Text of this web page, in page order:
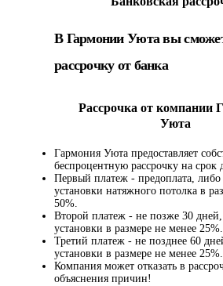
В Гармонии Уюта вы
рассрочку от банка
Рассрочка от компании
Уюта
Гармония Уюта предоставляет
беспроцентную рассрочку на срок
Первый платеж - предоплата,
установки натяжного потолка в
50%.
Второй платеж - не позже 30 дней,
установки в размере не менее 25%.
Третий платеж - не позднее 60
установки в размере не менее 25%.
Компания может отказать в
объяснения причин!